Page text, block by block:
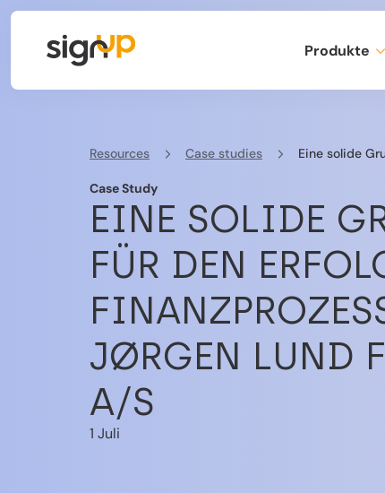
Produkte
Resources Case studies Eine solide Grundlage
Case Study
EINE SOLIDE
FÜR DEN
JØRGEN LUND
A/S
1 Juli